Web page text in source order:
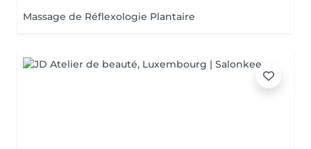
Massage de Réflexologie Plantaire